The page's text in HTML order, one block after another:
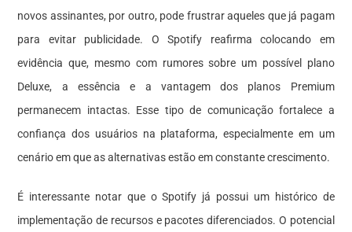
novos assinantes, por outro, pode frustrar aqueles que já pagam
para evitar publicidade. O Spotify reafirma colocando em
evidência que, mesmo com rumores sobre um possível plano
Deluxe, a essência e a vantagem dos planos Premium
permanecem intactas. Esse tipo de comunicação fortalece a
confiança dos usuários na plataforma, especialmente em um
cenário em que as alternativas estão em constante crescimento.
É interessante notar que o Spotify já possui um histórico de
implementação de recursos e pacotes diferenciados. O potencial